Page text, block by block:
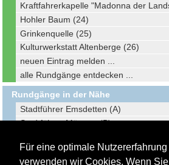
Für eine optimale Nutzererfahrung
verwenden wir Cookies. Wenn Sie
Kraftfahrerkapelle "Madonna der
Hohler Baum (24)
Grinkenquelle (25)
Kulturwerkstatt Altenberge (26)
neuen Eintrag melden ...
alle Rundgänge entdecken ...
Rundgänge in der Nähe
Stadtführer Emsdetten (A)
Stadtführer Münster (B)
Stadtführer Warendorf (D)